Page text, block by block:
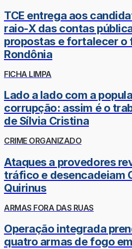
TCE entrega aos
raio-X das contas
propostas e fortalecer o
Rondônia
FICHA LIMPA
Lado a lado com a
corrupção: assim é o
de Sílvia Cristina
CRIME ORGANIZADO
Ataques a provedores
tráfico e desencadeiam
Quirinus
ARMAS FORA DAS RUAS
Operação integrada
quatro armas de fogo